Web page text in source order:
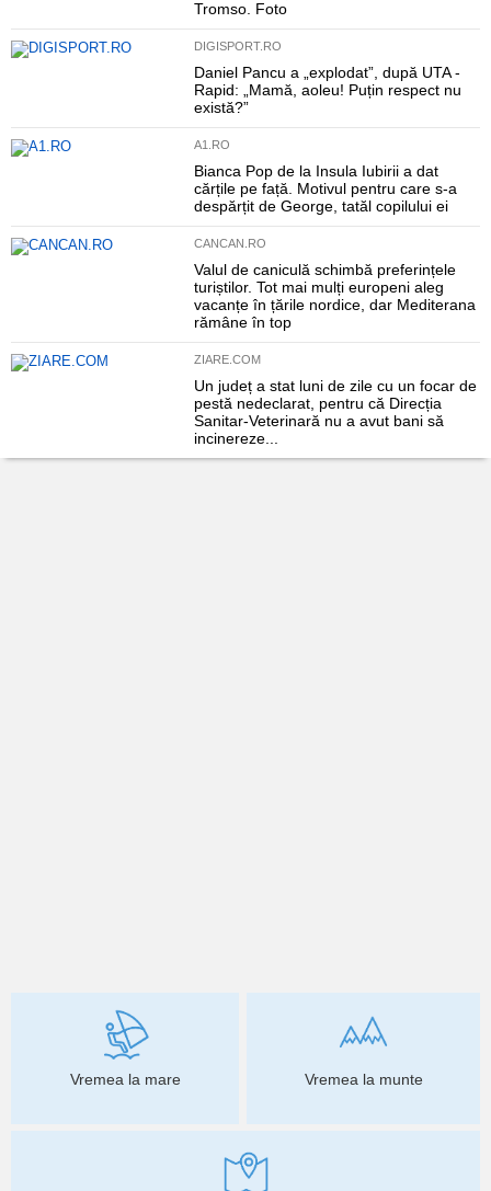
Tromso. Foto
DIGISPORT.RO
Daniel Pancu a „explodat”, după UTA -
Rapid: „Mamă, aoleu! Puțin respect nu
există?”
A1.RO
Bianca Pop de la Insula Iubirii a dat
cărțile pe față. Motivul pentru care s-a
despărțit de George, tatăl copilului ei
CANCAN.RO
Valul de caniculă schimbă preferințele
turiștilor. Tot mai mulți europeni aleg
vacanțe în țările nordice, dar Mediterana
rămâne în top
ZIARE.COM
Un județ a stat luni de zile cu un focar de
pestă nedeclarat, pentru că Direcția
Sanitar-Veterinară nu a avut bani să
incinereze...
Vremea la mare Vremea la munte